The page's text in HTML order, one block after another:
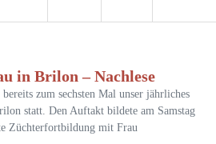
in Brilon – Nachlese
zum sechsten Mal unser jährliches
statt. Den Auftakt bildete am Samstag
Züchterfortbildung mit Frau